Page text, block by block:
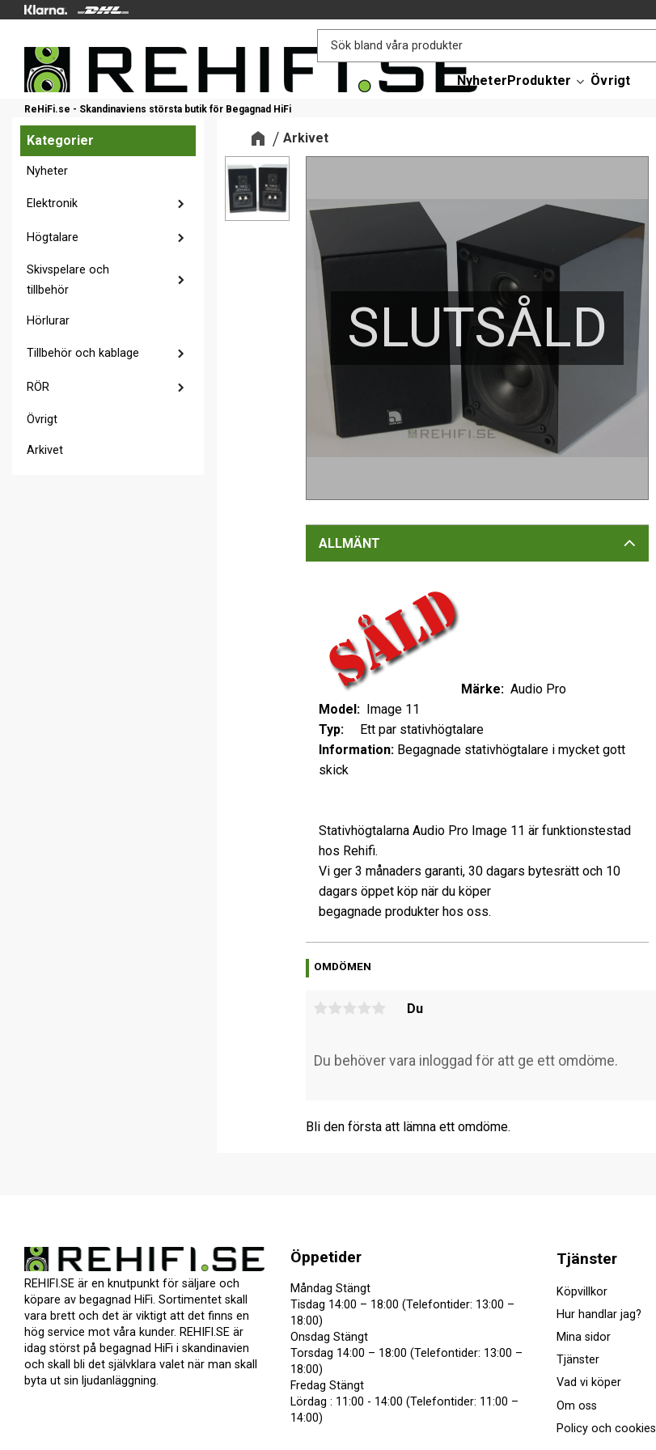
ReHiFi.se - Skandinaviens största butik för Begagnad HiFi
NyheterProdukter Övrigt
Arkivet
SLUTSÅLD
ALLMÄNT
Märke: Audio Pro
Model:Image 11
Typ:
Ett par stativhögtalare
Information:Begagnade stativhögtalare i mycket gott
skick
Stativhögtalarna Audio Pro Image 11 är funktionstestad
hos Rehifi.
Vi ger 3 månaders garanti, 30 dagars bytesrätt och 10
dagars öppet köp när du köper
begagnade produkter hos oss.
OMDÖMEN
Du
Bli den första att lämna ett omdöme.
Kategorier
Nyheter
Elektronik
Högtalare
Skivspelare och
tillbehör
Hörlurar
Tillbehör och kablage
RÖR
Övrigt
Arkivet
REHIFI.SE är en knutpunkt för säljare och
köpare av begagnad HiFi. Sortimentet skall
vara brett och det är viktigt att det finns en
hög service mot våra kunder. REHIFI.SE är
idag störst på begagnad HiFi i skandinavien
och skall bli det självklara valet när man skall
byta ut sin ljudanläggning.
Öppetider
Måndag Stängt
Tisdag 14:00 – 18:00 (Telefontider: 13:00 –
18:00)
Onsdag Stängt
Torsdag 14:00 – 18:00 (Telefontider: 13:00 –
18:00)
Fredag Stängt
Lördag : 11:00 - 14:00 (Telefontider: 11:00 –
14:00)
Tjänster
Köpvillkor
Hur handlar jag?
Mina sidor
Tjänster
Vad vi köper
Om oss
Policy och cookies